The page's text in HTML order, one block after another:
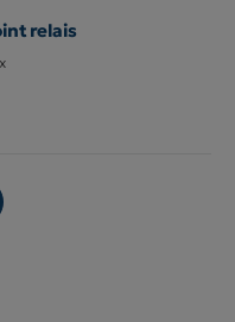
relais